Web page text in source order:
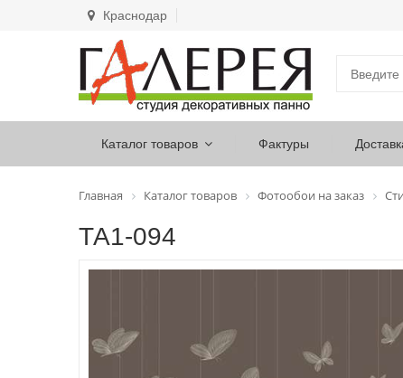
Краснодар
Каталог товаров Фактуры
Главная Каталог товаров Фотообои на заказ
ТА1-094